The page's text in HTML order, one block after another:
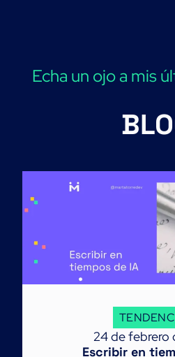
Echa un ojo a mis
24 de febrero
Escribir en